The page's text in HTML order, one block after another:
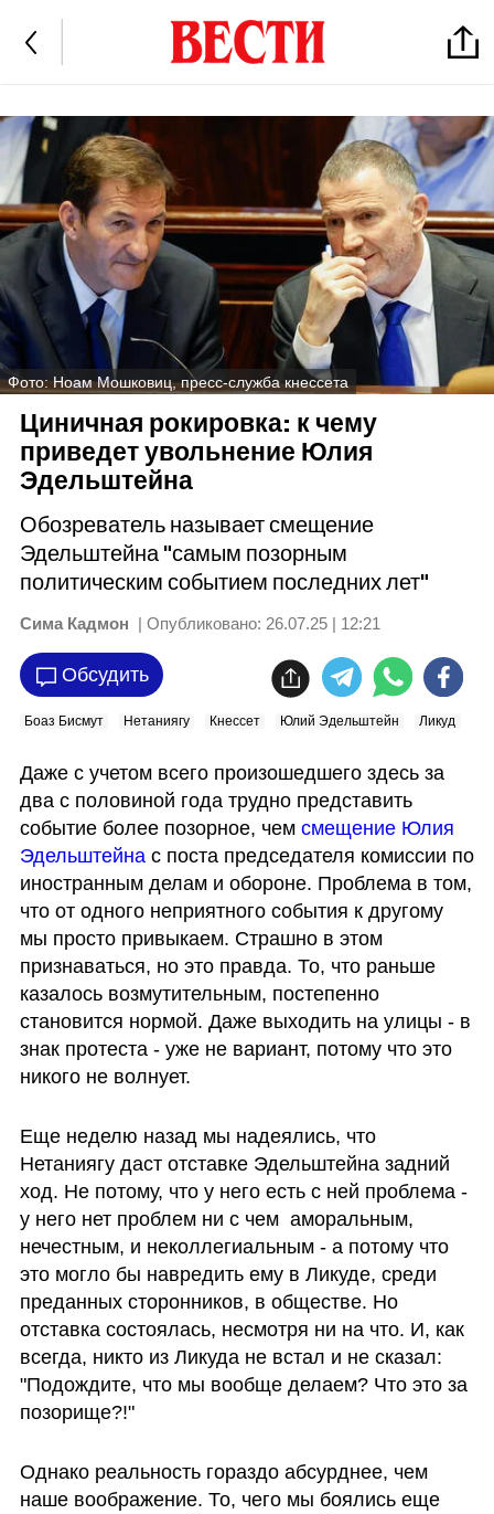
Фото: Ноам Мошковиц, пресс-служба кнессета
Циничная рокировка: к чему
приведет увольнение Юлия
Эдельштейна
Обозреватель называет смещение
Эдельштейна "самым позорным
политическим событием последних лет"
Сима Кадмон | Опубликовано: 26.07.25 | 12:21
Обсудить
Боаз Бисмут Нетаниягу Кнессет Юлий Эдельштейн Ликуд
Даже с учетом всего произошедшего здесь за
два с половиной года трудно представить
событие более позорное, чем смещение Юлия
Эдельштейна с поста председателя комиссии по
иностранным делам и обороне. Проблема в том,
что от одного неприятного события к другому
мы просто привыкаем. Страшно в этом
признаваться, но это правда. То, что раньше
казалось возмутительным, постепенно
становится нормой. Даже выходить на улицы - в
знак протеста - уже не вариант, потому что это
никого не волнует.
Еще неделю назад мы надеялись, что
Нетаниягу даст отставке Эдельштейна задний
ход. Не потому, что у него есть с ней проблема -
у него нет проблем ни с чем  аморальным,
нечестным, и неколлегиальным - а потому что
это могло бы навредить ему в Ликуде, среди
преданных сторонников, в обществе. Но
отставка состоялась, несмотря ни на что. И, как
всегда, никто из Ликуда не встал и не сказал:
"Подождите, что мы вообще делаем? Что это за
позорище?!"
Однако реальность гораздо абсурднее, чем
наше воображение. То, чего мы боялись еще